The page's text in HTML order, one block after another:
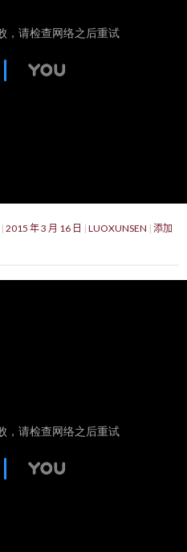
2015 年 3 月 16 日 LUOXUNSEN 添加